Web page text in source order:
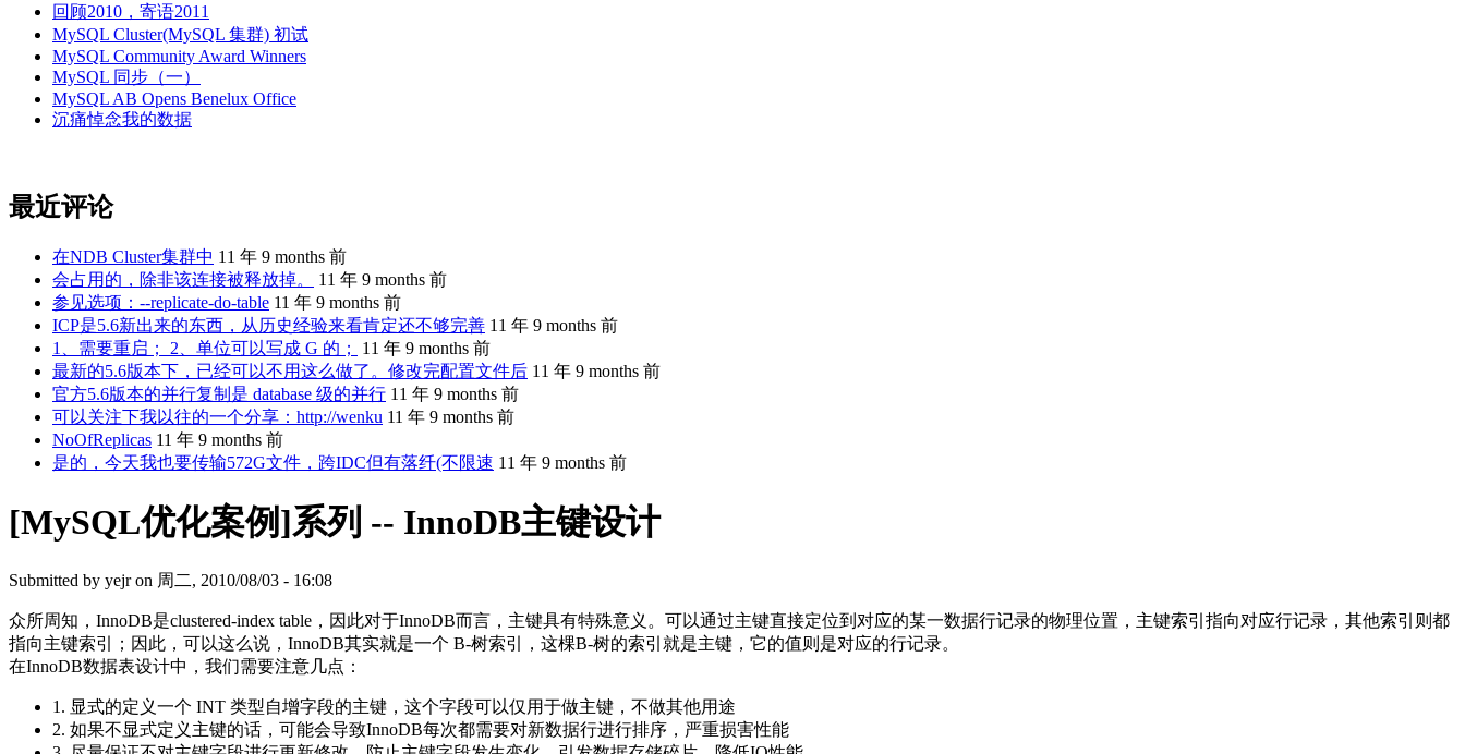
回顾2010，寄语2011
MySQL Cluster(MySQL 集群) 初试
MySQL Community Award Winners
MySQL 同步（一）
MySQL AB Opens Benelux Office
沉痛悼念我的数据
最近评论
在NDB Cluster集群中 11 年 9 months 前
会占用的，除非该连接被释放掉。
11 年 9 months 前
参见选项：--replicate-do-table 11 年 9 months 前
ICP是5.6新出来的东西，从历史经验来看肯定还不够完善 11 年 9 months 前
1、需要重启； 2、单位可以写成 G 的；
11 年 9 months 前
最新的5.6版本下，已经可以不用这么做了。修改完配置文件后 11 年 9 months 前
官方5.6版本的并行复制是 database 级的并行 11 年 9 months 前
可以关注下我以往的一个分享：http://wenku 11 年 9 months 前
NoOfReplicas 11 年 9 months 前
是的，今天我也要传输572G文件，跨IDC但有落纤(不限速 11 年 9 months 前
[MySQL优化案例]系列 -- InnoDB主键设计
Submitted by yejron 周二, 2010/08/03 - 16:08
众所周知，InnoDB是clustered-index table，因此对于InnoDB而言，主键具有特殊意义。可以通过主键直接定位到对应的某一数据行记录的物理位置，主键索引指向对应行记录，其他索引则都
指向主键索引；因此，可以这么说，InnoDB其实就是一个 B-树索引，这棵B-树的索引就是主键，它的值则是对应的行记录。
在InnoDB数据表设计中，我们需要注意几点：
1. 显式的定义一个 INT 类型自增字段的主键，这个字段可以仅用于做主键，不做其他用途
2. 如果不显式定义主键的话，可能会导致InnoDB每次都需要对新数据行进行排序，严重损害性能